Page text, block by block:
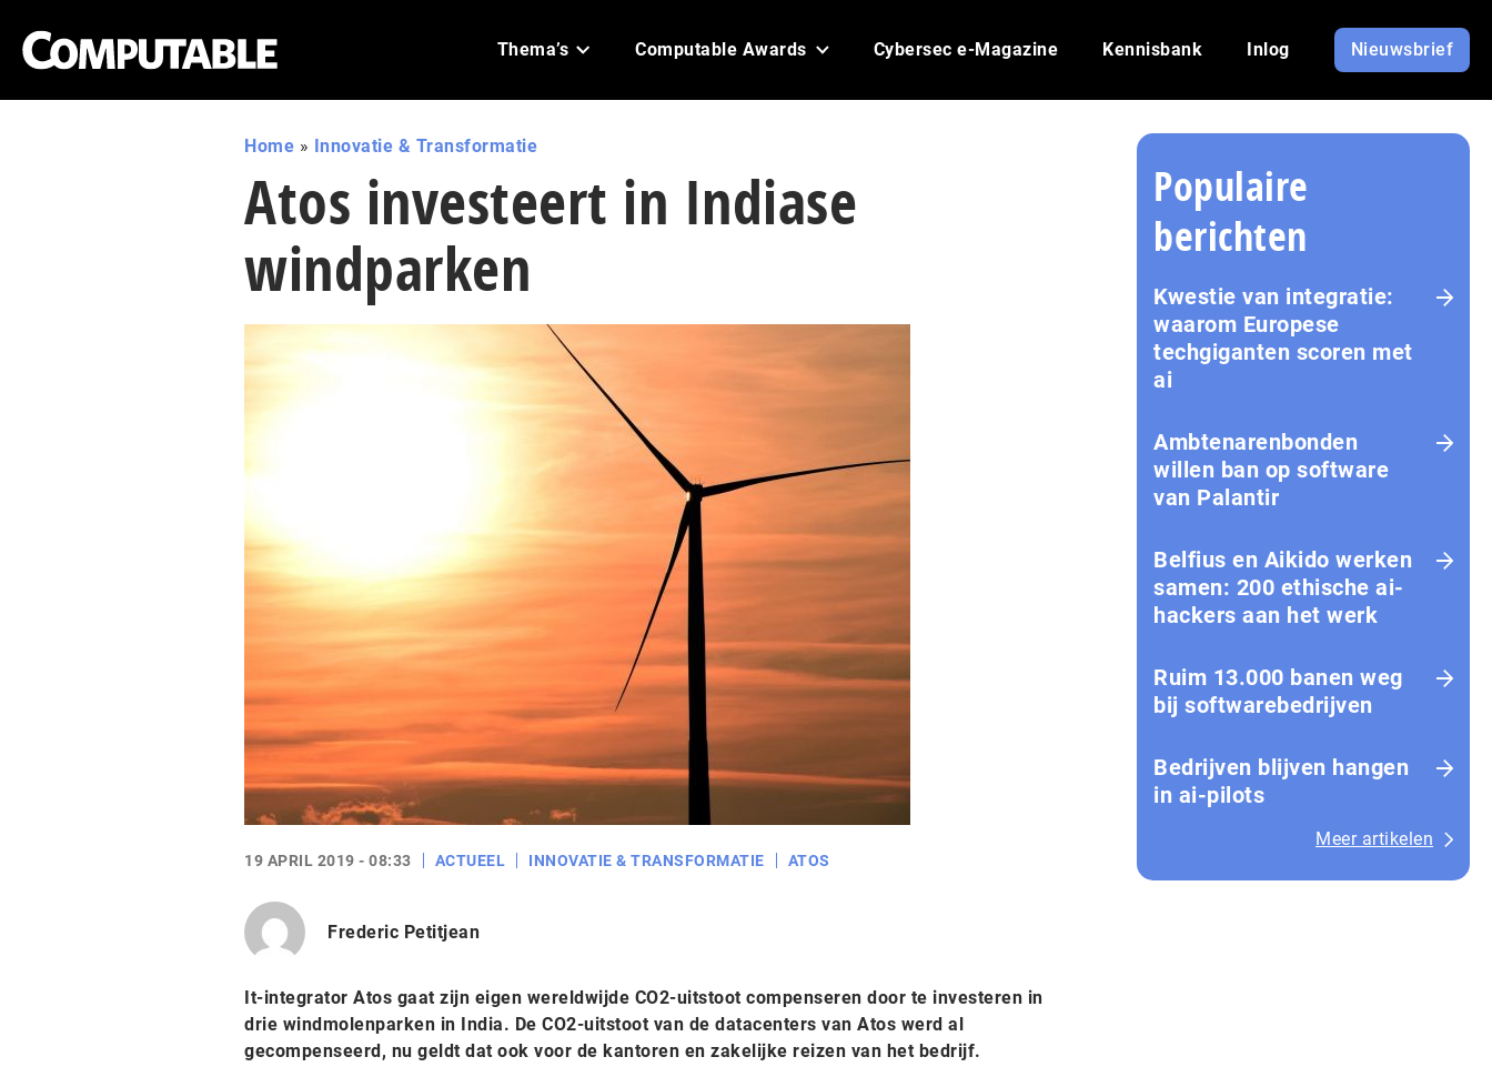
Thema’s Computable Awards Cybersec e-Magazine Kennisbank Inlog Nieuwsbrief
Home » Innovatie & Transformatie
Atos investeert in Indiase
windparken
19 APRIL 2019 - 08:33 ACTUEEL INNOVATIE & TRANSFORMATIE ATOS
Frederic Petitjean
It-integrator Atos gaat zijn eigen wereldwijde CO2-uitstoot compenseren door te investeren in
drie windmolenparken in India. De CO2-uitstoot van de datacenters van Atos werd al
gecompenseerd, nu geldt dat ook voor de kantoren en zakelijke reizen van het bedrijf.
Populaire
berichten
Kwestie van integratie:
waarom Europese
techgiganten scoren met
ai
Amb­te­na­ren­bon­den
willen ban op software
van Palantir
Belfius en Aikido werken
samen: 200 ethische ai-
hackers aan het werk
Ruim 13.000 banen weg
bij softwarebedrijven
Bedrijven blijven hangen
in ai-pilots
Meer artikelen